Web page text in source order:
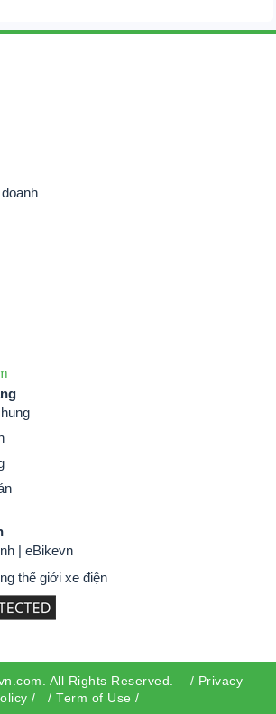
sen” và “Phượng hoàng phương đông”
2 phiên bản đẹp mắt
Hoàng Phương Đông”
Hoàng Phương Đông”
sen”
| eBikevn
thế giới xe điện
. All Rights Reserved. / Privacy
/ / Term of Use /